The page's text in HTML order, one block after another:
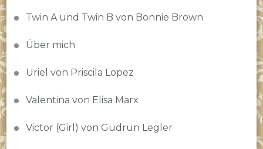
Twin A und Twin B von Bonnie Brown
Über mich
Uriel von Priscila Lopez
Valentina von Elisa Marx
Victor (Girl) von Gudrun Legler